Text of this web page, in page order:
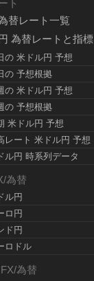
ト
替レート一覧
為替レートと指標
の 米ドル円 予想
の 予想根拠
の 米ドル円 予想
の 予想根拠
米ドル円 予想
レート 米ドル円 予想
ル円 時系列データ
為替
ル円
ロ円
ド円
ロドル
為替